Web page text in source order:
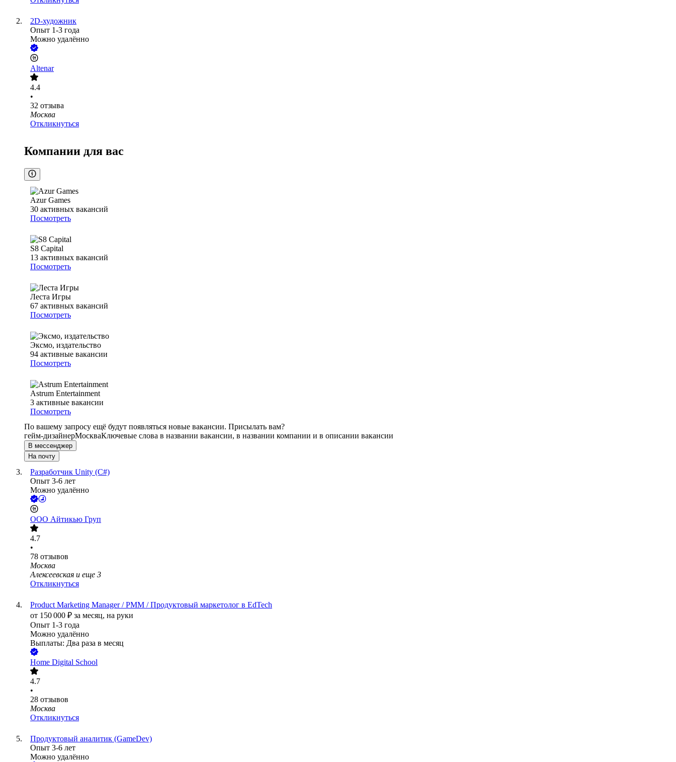
2D-художник
Опыт 1-3 года
Можно удалённо
Altenar
4.4
•
32 отзыва
Москва
Откликнуться
Компании для вас
Azur Games
30 активных вакансий
Посмотреть
S8 Capital
13 активных вакансий
Посмотреть
Леста Игры
67 активных вакансий
Посмотреть
Эксмо, издательство
94 активные вакансии
Посмотреть
Astrum Entertainment
3 активные вакансии
Посмотреть
По вашему запросу ещё будут появляться новые вакансии. Присылать вам?
гейм-дизайнерМоскваКлючевые слова в названии вакансии, в названии компании и в описании вакансии
В мессенджер
На почту
Разработчик Unity (C#)
Опыт 3-6 лет
Можно удалённо
ООО Айтикью Груп
4.7
•
78 отзывов
Москва
Алексеевская и еще 3
Откликнуться
Product Marketing Manager / PMM / Продуктовый маркетолог в EdTech
от 150 000 ₽ за месяц, на руки
Опыт 1-3 года
Можно удалённо
Выплаты: Два раза в месяц
Home Digital School
4.7
•
28 отзывов
Москва
Откликнуться
Продуктовый аналитик (GameDev)
Опыт 3-6 лет
Можно удалённо